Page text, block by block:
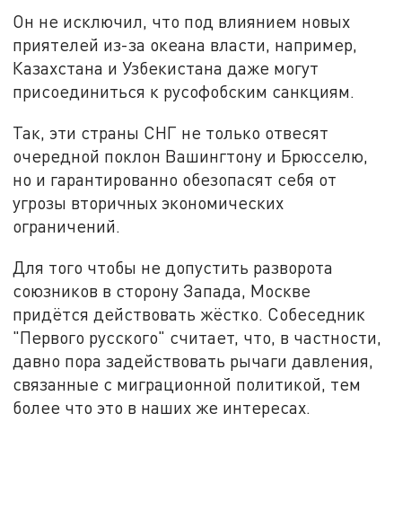
Он не исключил, что под влиянием новых
приятелей из-за океана власти, например,
Казахстана и Узбекистана даже могут
присоединиться к русофобским санкциям.
Так, эти страны СНГ не только отвесят
очередной поклон Вашингтону и Брюсселю,
но и гарантированно обезопасят себя от
угрозы вторичных экономических
ограничений.
Для того чтобы не допустить разворота
союзников в сторону Запада, Москве
придётся действовать жёстко. Собеседник
"Первого русского" считает, что, в частности,
давно пора задействовать рычаги давления,
связанные с миграционной политикой, тем
более что это в наших же интересах.